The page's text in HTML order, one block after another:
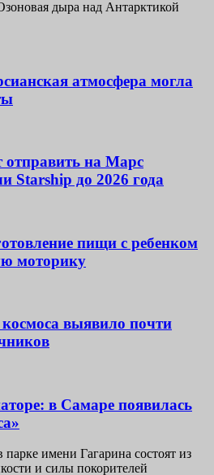
дыра над Антарктикой
атмосфера могла
на Марс
Starship до 2026 года
пищи с ребенком
моторику
выявило почти
в Самаре появилась
имени Гагарина состоят из
и силы покорителей